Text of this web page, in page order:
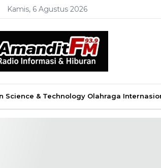
Kamis, 6 Agustus 2026
Science & Technology Olahraga